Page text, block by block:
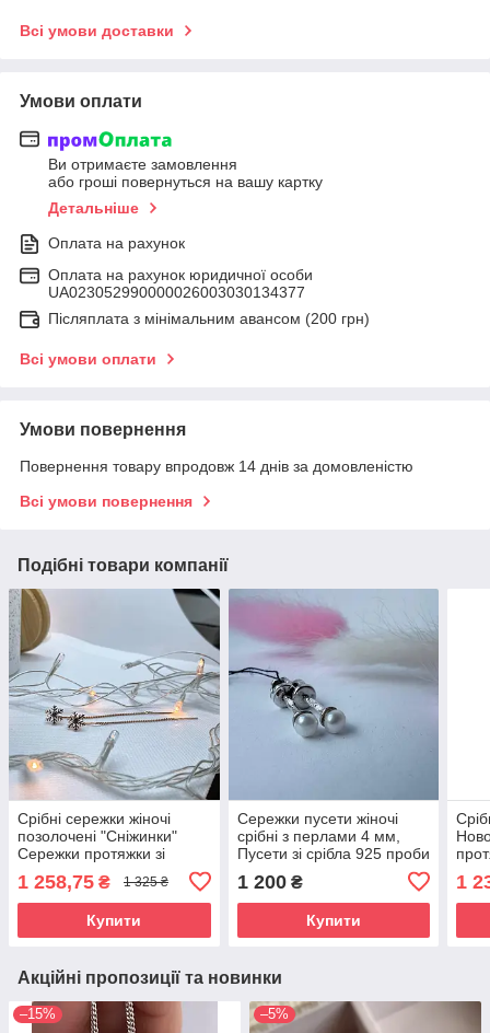
Всі умови доставки
Умови оплати
Ви отримаєте замовлення
або гроші повернуться на вашу картку
Детальніше
Оплата на рахунок
Оплата на рахунок юридичної особи
UA023052990000026003030134377
Післяплата з мінімальним авансом (200 грн)
Всі умови оплати
Умови повернення
Повернення товару впродовж 14 днів за домовленістю
Всі умови повернення
Подібні товари компанії
Срібні сережки жіночі
позолочені "Сніжинки"
Сережки протяжки зі
1 258,75 ₴ 1 325 ₴
Купити
Сережки пусети жіночі
срібні з перлами 4 мм,
Пусети зі срібла 925 проби
1 200₴
Купити
1
Акційні пропозиції та новинки
–15% –5%